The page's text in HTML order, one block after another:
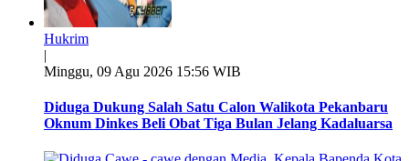
Hukrim
|
Minggu, 09 Agu 2026 15:56 WIB
Diduga Dukung Salah Satu Calon Walikota Pekanbaru
Oknum Dinkes Beli Obat Tiga Bulan Jelang Kadaluarsa